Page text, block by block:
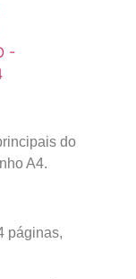
do
A4.
páginas,